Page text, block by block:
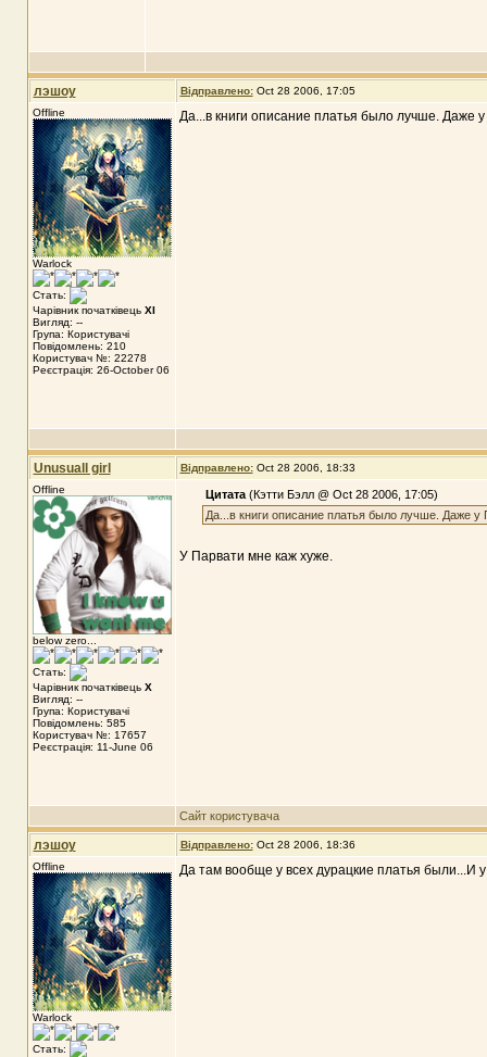
лэшоу Відправлено: Oct 28 2006, 17:05
Offline
Warlock
Стать:
Чарівник початківець XI
Вигляд: --
Група: Користувачі
Повідомлень: 210
Користувач №: 22278
Реєстрація: 26-October 06
Да...в книги описание платья было лучше. Даже
Unusuall girl Відправлено: Oct 28 2006, 18:33
Offline
below zero...
Стать:
Чарівник початківець X
Вигляд: --
Група: Користувачі
Повідомлень: 585
Користувач №: 17657
Реєстрація: 11-June 06
Цитата(Кэтти Бэлл @ Oct 28 2006, 17:05)
Да...в книги описание платья было лучше. Даже у
У Парвати мне каж хуже.
Сайт користувача
лэшоу Відправлено: Oct 28 2006, 18:36
Offline
Warlock
Стать:
Да там вообще у всех дурацкие платья были...И